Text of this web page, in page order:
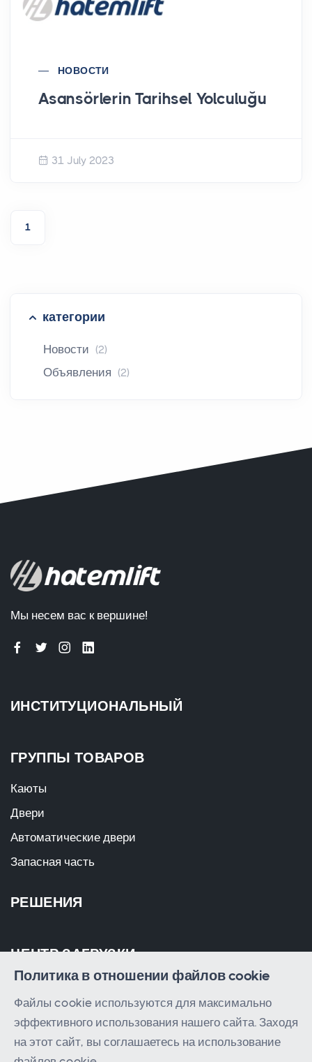
НОВОСТИ
Asansörlerin Tarihsel Yolculuğu
31 July 2023
1
категории
Новости (2)
Объявления (2)
Мы несем вас к вершине!
ИНСТИТУЦИОНАЛЬНЫЙ
ГРУППЫ ТОВАРОВ
Каюты
Двери
Автоматические двери
Запасная часть
РЕШЕНИЯ
ЦЕНТР ЗАГРУЗКИ
Политика в отношении файлов cookie
Файлы cookie используются для максимально
эффективного использования нашего сайта. Заходя
на этот сайт, вы соглашаетесь на использование